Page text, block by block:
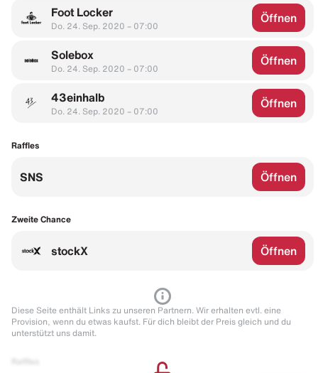
Foot Locker
Do. 24. Sep. 2020 – 07:00
Öffnen
Solebox
Do. 24. Sep. 2020 – 07:00
Öffnen
43einhalb
Do. 24. Sep. 2020 – 07:00
Öffnen
Raffles
SNS Öffnen
Zweite Chance
stockX Öffnen
Diese Seite enthält Links zu unseren Partnern. Wir erhalten evtl. eine
Provision, wenn du etwas kaufst. Für dich bleibt der Preis gleich und du
unterstützt uns damit.